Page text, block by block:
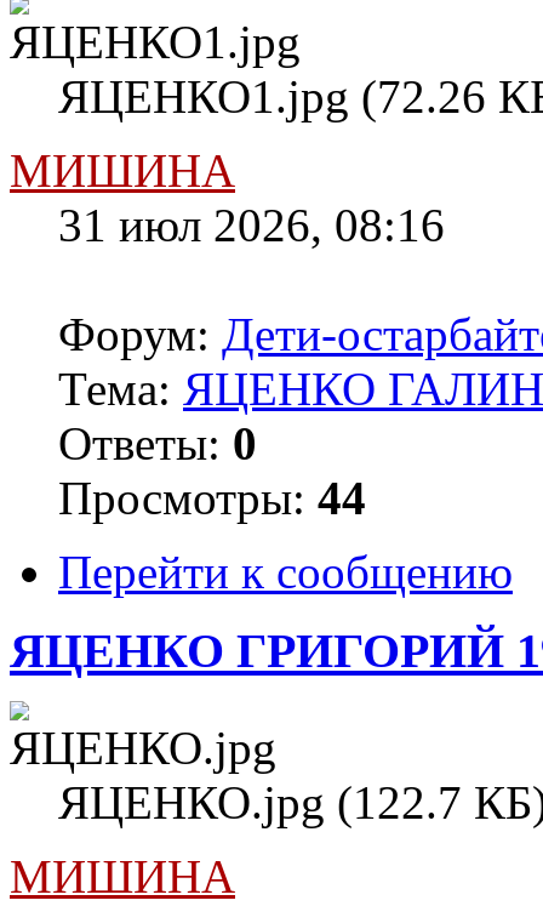
ЯЦЕНКО1.jpg (72.26
МИШИНА
31 июл 2026, 08:16
Форум: Дети-
Тема: ЯЦЕНКО
Ответы: 0
Просмотры: 44
Перейти к сообщению
ЯЦЕНКО ГРИГОРИЙ
ЯЦЕНКО.jpg (122.7
МИШИНА